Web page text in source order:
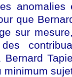
que
sur
Bernard
minimum